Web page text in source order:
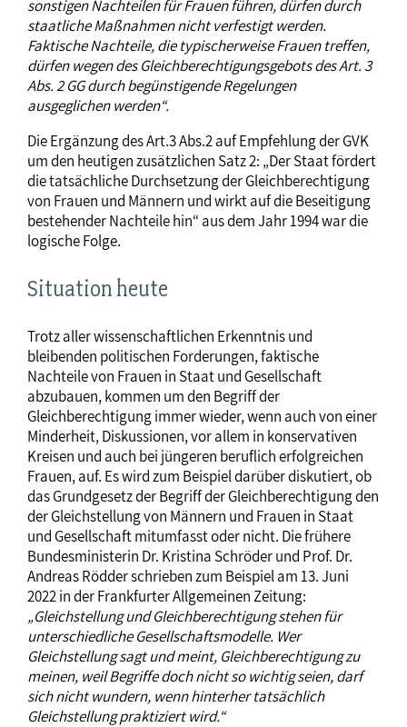
sonstigen Nachteilen für Frauen führen, dürfen durch
staatliche Maßnahmen nicht verfestigt werden.
Faktische Nachteile, die typischerweise Frauen treffen,
dürfen wegen des Gleichberechtigungsgebots des Art. 3
Abs. 2 GG durch begünstigende Regelungen
ausgeglichen werden“.
Die Ergänzung des Art.3 Abs.2 auf Empfehlung der GVK
um den heutigen zusätzlichen Satz 2: „Der Staat fördert
die tatsächliche Durchsetzung der Gleichberechtigung
von Frauen und Männern und wirkt auf die Beseitigung
bestehender Nachteile hin“ aus dem Jahr 1994 war die
logische Folge.
Situation heute
Trotz aller wissenschaftlichen Erkenntnis und
bleibenden politischen Forderungen, faktische
Nachteile von Frauen in Staat und Gesellschaft
abzubauen, kommen um den Begriff der
Gleichberechtigung immer wieder, wenn auch von einer
Minderheit, Diskussionen, vor allem in konservativen
Kreisen und auch bei jüngeren beruflich erfolgreichen
Frauen, auf. Es wird zum Beispiel darüber diskutiert, ob
das Grundgesetz der Begriff der Gleichberechtigung den
der Gleichstellung von Männern und Frauen in Staat
und Gesellschaft mitumfasst oder nicht. Die frühere
Bundesministerin Dr. Kristina Schröder und Prof. Dr.
Andreas Rödder schrieben zum Beispiel am 13. Juni
2022 in der Frankfurter Allgemeinen Zeitung:
„Gleichstellung und Gleichberechtigung stehen für
unterschiedliche Gesellschaftsmodelle. Wer
Gleichstellung sagt und meint, Gleichberechtigung zu
meinen, weil Begriffe doch nicht so wichtig seien, darf
sich nicht wundern, wenn hinterher tatsächlich
Gleichstellung praktiziert wird.“